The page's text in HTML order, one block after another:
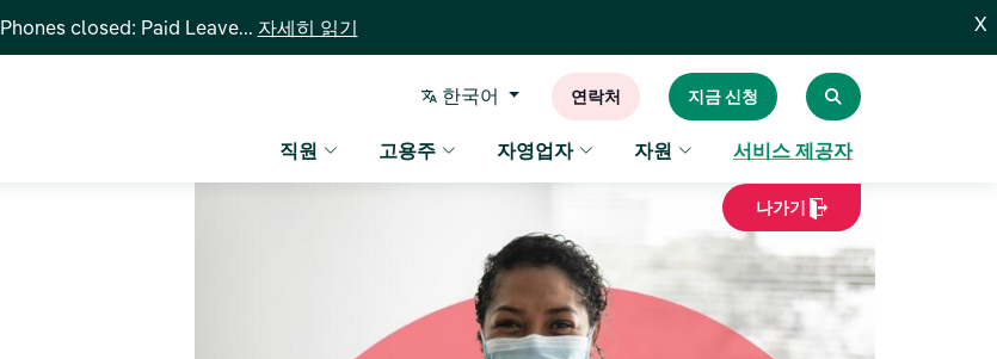
Phones closed: Paid Leave... 자세히 읽기 X
한국어 연락처 지금 신청
직원 고용주 자영업자 자원 서비스 제공자
나가기